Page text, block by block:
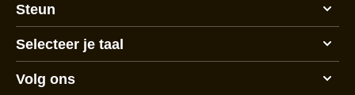
Steun
Selecteer je taal
Volg ons